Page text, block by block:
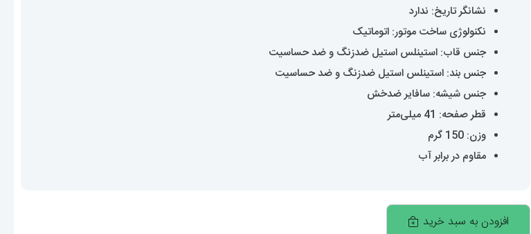
نشانگر تاریخ: ندارد
نکنولوژی ساخت موتور: اتوماتیک
جنس قاب: استینلس استیل ضدزنگ و ضد حساسیت
جنس بند: استینلس استیل ضدزنگ و ضد حساسیت
جنس شیشه: سافایر ضدخش
قطر صفحه: 41 میلی‌متر
وزن: 150 گرم
مقاوم در برابر آب
ساعتافزودن به سبد خرید